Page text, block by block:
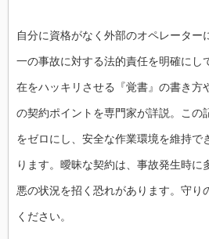
自分に資格がなく外部のオペレーター
一の事故に対する法的責任を明確にし
在をハッキリさせる『覚書』の書き方
の契約ポイントを専門家が詳説。この
をゼロにし、安全な作業環境を維持で
ります。曖昧な契約は、事故発生時に
悪の状況を招く恐れがあります。守り
ください。